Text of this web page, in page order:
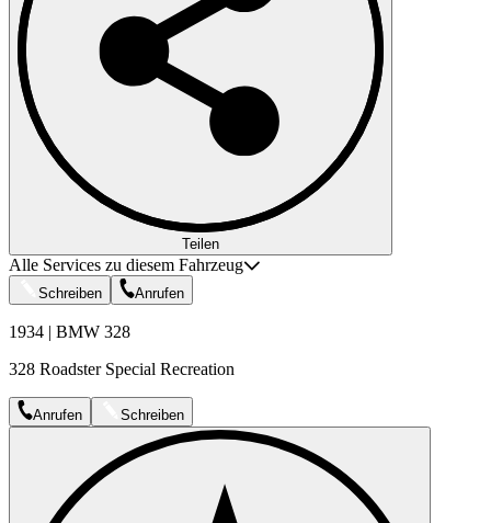
Teilen
Alle Services zu diesem Fahrzeug
Schreiben Anrufen
1934 | BMW 328
328 Roadster Special Recreation
Anrufen Schreiben